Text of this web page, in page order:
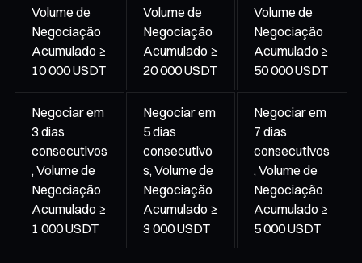
Volume de
Negociação
Acumulado ≥
10 000 USDT
Volume de
Negociação
Acumulado ≥
20 000 USDT
Volume de
Negociação
Acumulado ≥
50 000 USDT
Negociar em
3 dias
consecutivos
, Volume de
Negociação
Acumulado ≥
1 000 USDT
Negociar em
5 dias
consecutivo
s, Volume de
Negociação
Acumulado ≥
3 000 USDT
Negociar em
7 dias
consecutivos
, Volume de
Negociação
Acumulado ≥
5 000 USDT